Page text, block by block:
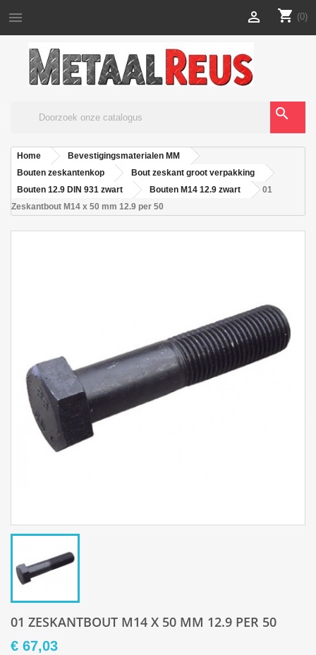
 shopping_cart (0)

search
Home
Bevestigingsmaterialen MM
Bouten zeskantenkop
Bout zeskant groot verpakking
Bouten 12.9 DIN 931 zwart
Bouten M14 12.9 zwart
01
Zeskantbout M14 x 50 mm 12.9 per 50
01 ZESKANTBOUT M14 X 50 MM 12.9 PER 50
€ 67,03